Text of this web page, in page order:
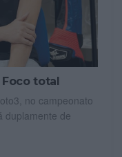
total
no campeonato
duplamente de